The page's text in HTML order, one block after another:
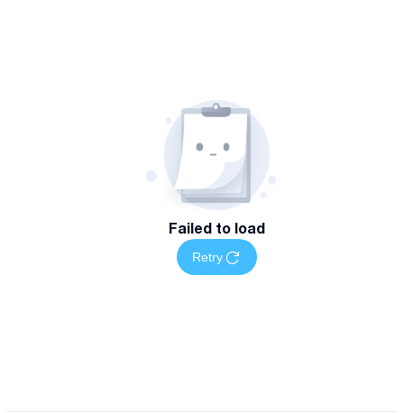
Failed to load
Retry